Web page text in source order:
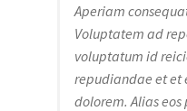
Aperiam
Voluptatem ad
voluptatum id
repudiandae et et
dolorem. Alias